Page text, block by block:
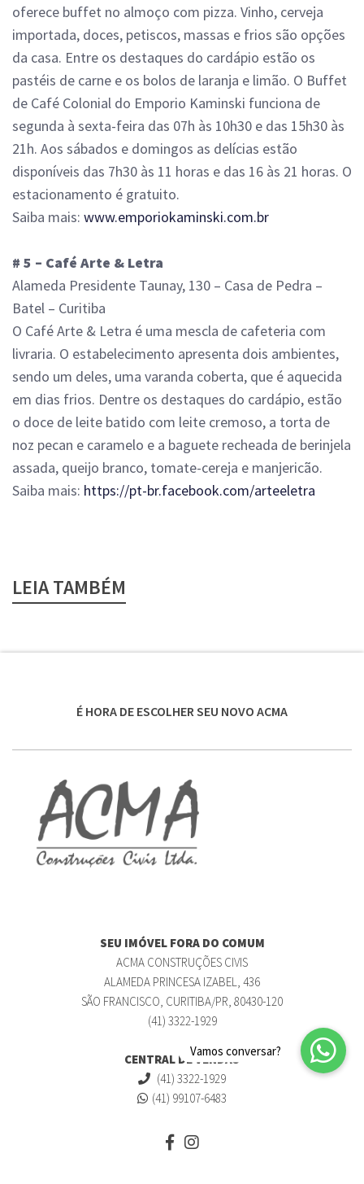
oferece buffet no almoço com pizza. Vinho, cerveja
importada, doces, petiscos, massas e frios são opções
da casa. Entre os destaques do cardápio estão os
pastéis de carne e os bolos de laranja e limão. O Buffet
de Café Colonial do Emporio Kaminski funciona de
segunda à sexta-feira das 07h às 10h30 e das 15h30 às
21h. Aos sábados e domingos as delícias estão
disponíveis das 7h30 às 11 horas e das 16 às 21 horas. O
estacionamento é gratuito.
Saiba mais: www.emporiokaminski.com.br
# 5 – Café Arte & Letra
Alameda Presidente Taunay, 130 – Casa de Pedra –
Batel – Curitiba
O Café Arte & Letra é uma mescla de cafeteria com
livraria. O estabelecimento apresenta dois ambientes,
sendo um deles, uma varanda coberta, que é aquecida
em dias frios. Dentre os destaques do cardápio, estão
o doce de leite batido com leite cremoso, a torta de
noz pecan e caramelo e a baguete recheada de berinjela
assada, queijo branco, tomate-cereja e manjericão.
Saiba mais: https://pt-br.facebook.com/arteeletra
LEIA TAMBÉM
É HORA DE ESCOLHER SEU NOVO ACMA
SEU IMÓVEL FORA DO COMUM
ACMA CONSTRUÇÕES CIVIS
ALAMEDA PRINCESA IZABEL, 436
SÃO FRANCISCO, CURITIBA/PR, 80430-120
(41) 3322-1929
CENTRAL DE VENDAS
(41) 3322-1929
(41) 99107-6483